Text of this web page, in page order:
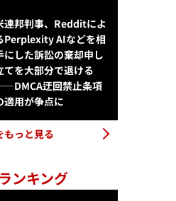
連邦判事、Redditによ
Perplexity AIなどを相
にした訴訟の棄却申し
てを大部分で退ける
迂回禁止条項
適用が争点に
もっと見る
ンキング